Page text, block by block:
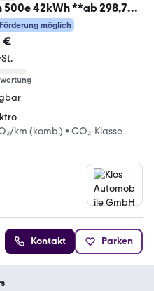
500e 42kWh **ab 298,77€
NEUWAGEN
möglich
€
km (komb.) • CO₂-Klasse
Kontakt Parken